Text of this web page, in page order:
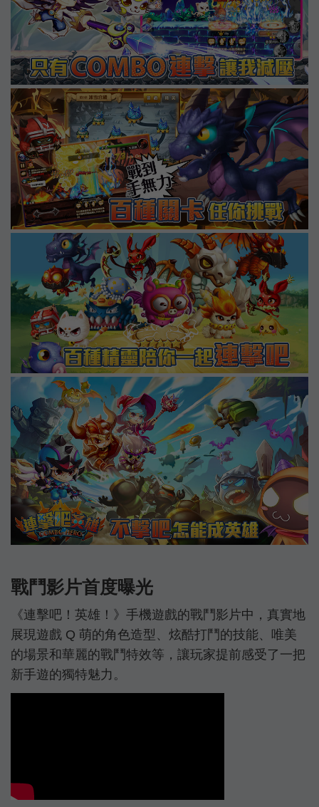
戰鬥影片首度曝光
《連擊吧！英雄！》手機遊戲的戰鬥影片中，真實地
展現遊戲 Q 萌的角色造型、炫酷打鬥的技能、唯美
的場景和華麗的戰鬥特效等，讓玩家提前感受了一把
新手遊的獨特魅力。